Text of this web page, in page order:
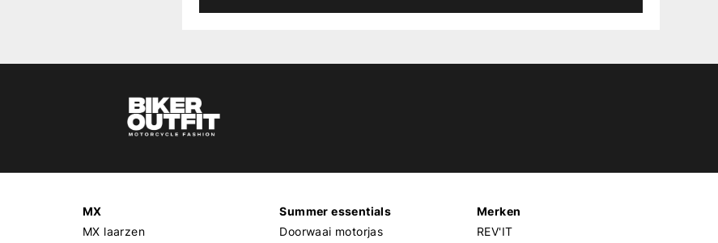
MX
MX laarzen
Summer essentials
Doorwaai motorjas
Merken
REV'IT